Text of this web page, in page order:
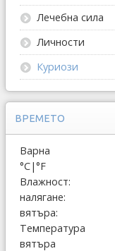
Лечебна сила
Личности
Куриози
ВРЕМЕТО
Варна
°C|°F
Влажност:
налягане:
вятъра:
Температура
вятъра